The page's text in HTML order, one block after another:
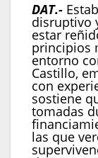
DAT.-
disruptivo
estar
principios
entorno
Castillo,
con
sostiene
tomadas
las que